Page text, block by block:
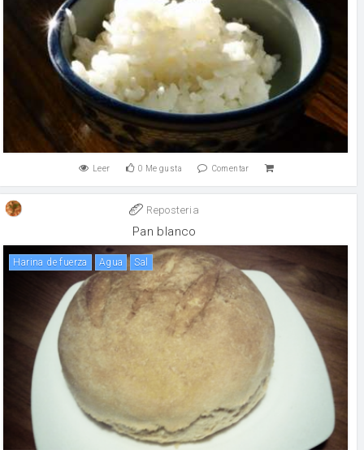
Leer 0 Me gusta Comentar
Reposteria
Pan blanco
harina de fuerza agua sal